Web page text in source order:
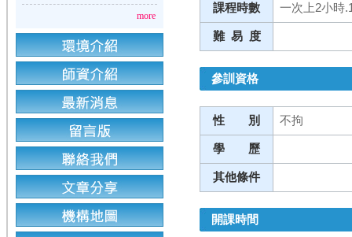
more
課程時數 一次上2小時
難 易 度
參訓資格
性 別 不拘
學 歷
其他條件
開課時間